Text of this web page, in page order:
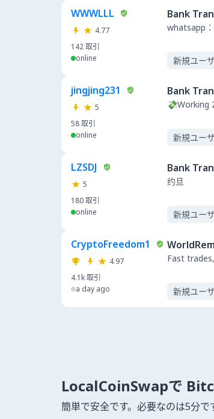
WWWLLL
4.77
142取引
online
Bank
whatsapp
新規ユー
jingjing231
5
58取引
online
Bank
💸Working
新規ユー
LZSDJ
5
180取引
online
Bank
约旦
新規ユー
CryptoFreedom1
4.97
4.1k取引
a day ago
Fast
新規ユー
LocalCoinSwapで
簡単で安全です。必要なのは5分で